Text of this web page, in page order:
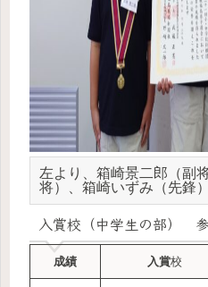
左より、箱崎景二郎（副
将）、箱崎いずみ（先鋒）
入賞校（中学生の部）
成績 入賞校